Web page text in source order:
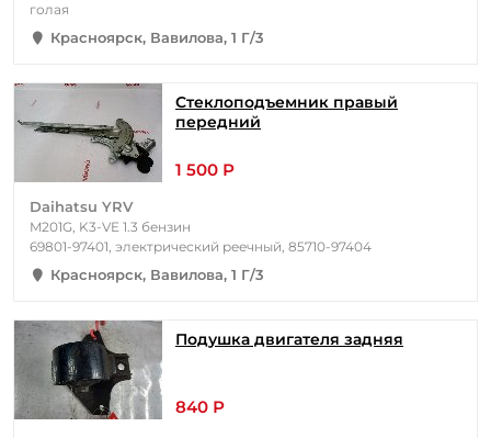
голая
Красноярск, Вавилова, 1 Г/3
Стеклоподъемник правый
передний
1 500 Р
Daihatsu YRV
M201G, K3-VE 1.3 бензин
69801-97401, электрический реечный, 85710-97404
Красноярск, Вавилова, 1 Г/3
Подушка двигателя задняя
840 Р